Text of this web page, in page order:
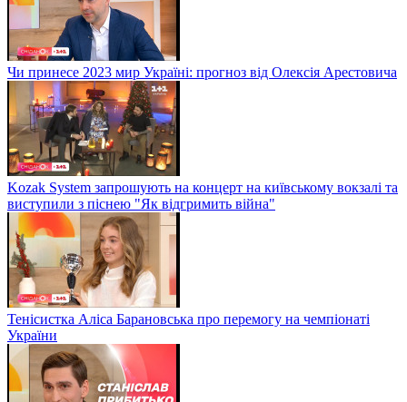
Чи принесе 2023 мир Україні: прогноз від Олексія Арестовича
Kozak System запрошують на концерт на київському вокзалі та
виступили з піснею "Як відгримить війна"
Тенісистка Аліса Барановська про перемогу на чемпіонаті
України